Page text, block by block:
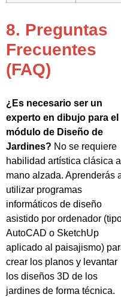
8. Preguntas
Frecuentes
(FAQ)
¿Es necesario ser un
experto en dibujo para el
módulo de Diseño de
Jardines? No se requiere
habilidad artística clásica a
mano alzada. Aprenderás
utilizar programas
informáticos de diseño
asistido por ordenador
AutoCAD o SketchUp
aplicado al paisajismo)
crear los planos y levantar
los diseños 3D de los
jardines de forma técnica.